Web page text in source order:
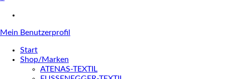
Mein Benutzerprofil
Start
Shop/Marken
ATENAS-TEXTIL